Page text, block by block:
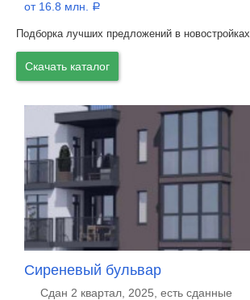
от 16.8 млн. a
Подборка лучших предложений в новостройках
Скачать каталог
Сиреневый бульвар
Сдан 2 квартал, 2025, есть сданные